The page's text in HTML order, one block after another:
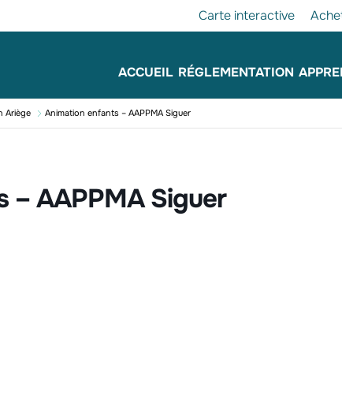
Carte interactive
ACCUEIL RÉGLEMENTATION
Ariège Animation enfants – AAPPMA Siguer
– AAPPMA Siguer